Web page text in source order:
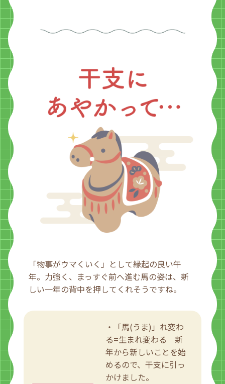
「物事がウマくいく」として縁起の良い午
年。力強く、まっすぐ前へ進む馬の姿は、新
しい一年の背中を押してくれそうですね。
・「馬(うま)」れ変わ
る=生まれ変わる 新
年から新しいことを始
めるので、干支に引っ
かけました。